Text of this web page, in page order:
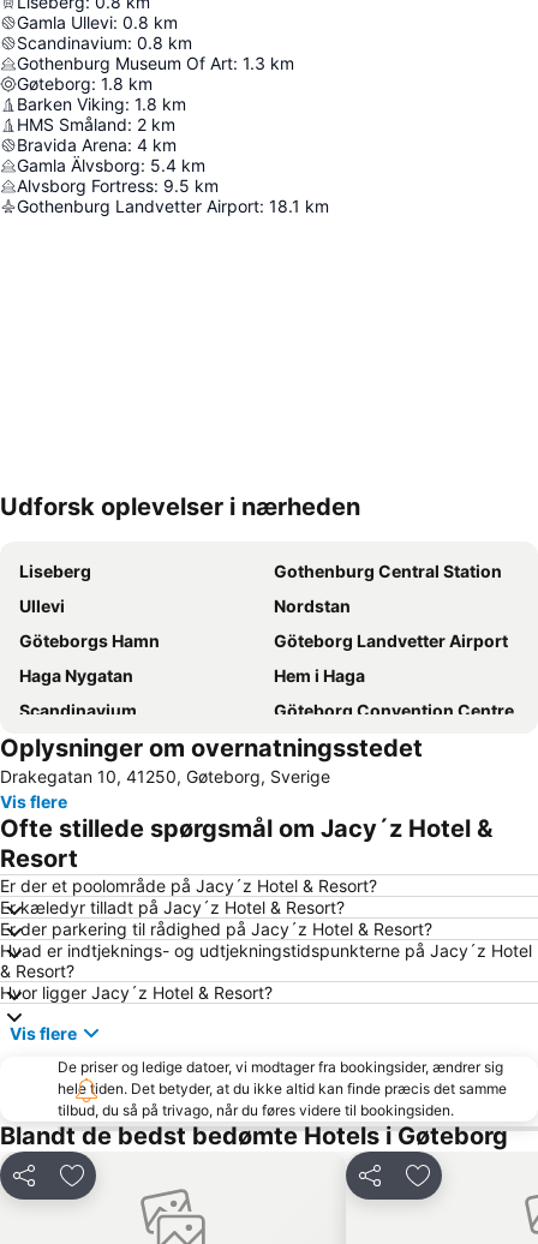
Gamla Ullevi: 0.8 km
Scandinavium: 0.8 km
Gothenburg Museum Of Art: 1.3 km
Gøteborg: 1.8 km
Barken Viking: 1.8 km
HMS Småland: 2 km
Bravida Arena: 4 km
Gamla Älvsborg: 5.4 km
Alvsborg Fortress: 9.5 km
Gothenburg Landvetter Airport: 18.1 km
Udvid kort
Udforsk oplevelser i nærheden
Liseberg
Gothenburg Central Station
Ullevi
Nordstan
Göteborgs Hamn
Göteborg Landvetter Airport
Haga Nygatan
Hem i Haga
Scandinavium
Göteborg Convention Centre
Haga Julmarknad
Göteborgs Spårvägar
Avenyn
Göteborgsoperan
Swedish Exhibition & Congress Centre
Maritiman
Slottsskogen
Bohus fästning
Gamla Ullevi
Trädgårdsföreningen
Götaplatsen
Kungsparken
Universeum
Göteborgs Stadsmusem
28plus
Hagabadet
Göteborg Horse Show - Eurohorse
Gothenburg Court House
Lindholmen
Nya Älvsborg
Vrångö
Göteborgs stadsteater
Oplysninger om overnatningsstedet
Drakegatan 10, 41250, Gøteborg, Sverige
Vis flere
Ofte stillede spørgsmål om Jacy´z Hotel &
Resort
Er der et poolområde på Jacy´z Hotel & Resort?
Er kæledyr tilladt på Jacy´z Hotel & Resort?
Er der parkering til rådighed på Jacy´z Hotel & Resort?
Hvad er indtjeknings- og udtjekningstidspunkterne på Jacy´z Hotel
& Resort?
Hvor ligger Jacy´z Hotel & Resort?
Vis flere
De priser og ledige datoer, vi modtager fra bookingsider, ændrer sig
hele tiden. Det betyder, at du ikke altid kan finde præcis det samme
tilbud, du så på trivago, når du føres videre til bookingsiden.
Blandt de bedst bedømte Hotels i Gøteborg
Del Føj til favoritter Del Føj til